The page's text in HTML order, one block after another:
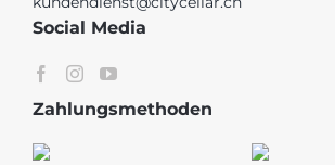
Social Media
Zahlungsmethoden